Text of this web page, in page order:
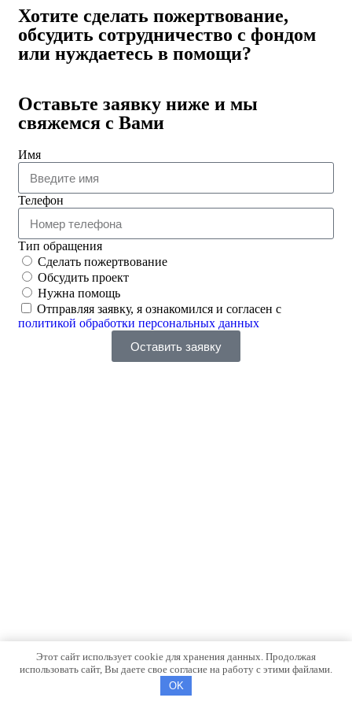
Хотите сделать пожертвование,
обсудить сотрудничество с фондом
или нуждаетесь в помощи?
Оставьте заявку ниже и мы
свяжемся с Вами
Имя
Телефон
Тип обращения
Сделать пожертвование
Обсудить проект
Нужна помощь
Отправляя заявку, я ознакомился и согласен с
политикой обработки персональных данных
Оставить заявку
Этот сайт использует cookie для хранения данных. Продолжая
использовать сайт, Вы даете свое согласие на работу с этими файлами.
OK